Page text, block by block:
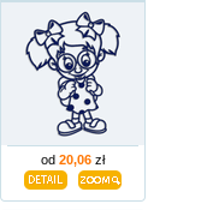
od 20,06 zł